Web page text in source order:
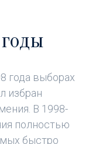
года выборах
избран
В 1998-
полностью
быстро